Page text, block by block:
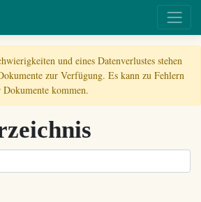
und eines Datenverlustes stehen
zur Verfügung. Es kann zu Fehlern
kommen.